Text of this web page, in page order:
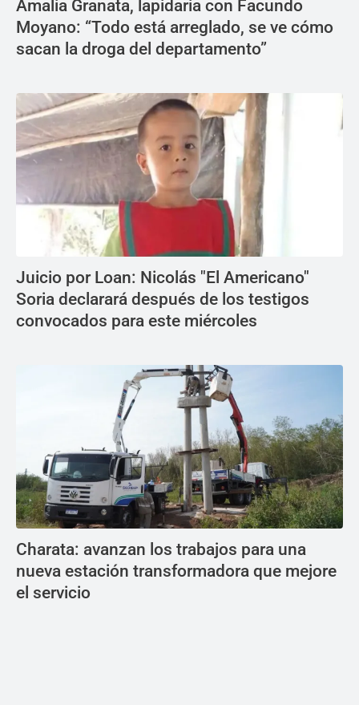
Amalia Granata, lapidaria con Facundo
Moyano: “Todo está arreglado, se ve cómo
sacan la droga del departamento”
Juicio por Loan: Nicolás "El Americano"
Soria declarará después de los testigos
convocados para este miércoles
Charata: avanzan los trabajos para una
nueva estación transformadora que mejore
el servicio